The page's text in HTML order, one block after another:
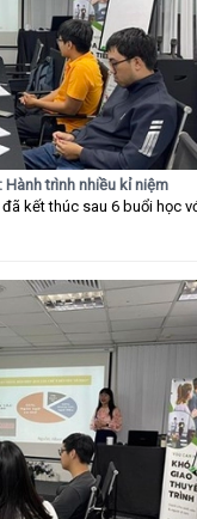
trình nhiều kỉ niệm
kết thúc sau 6 buổi học